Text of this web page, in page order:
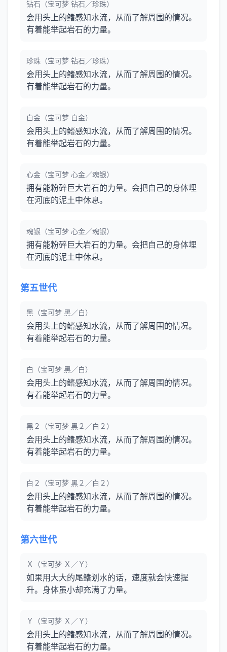
钻石（宝可梦 钻石／珍珠）
会用头上的鳍感知水流，从而了解周围的情况。
有着能举起岩石的力量。
珍珠（宝可梦 钻石／珍珠）
会用头上的鳍感知水流，从而了解周围的情况。
有着能举起岩石的力量。
白金（宝可梦 白金）
会用头上的鳍感知水流，从而了解周围的情况。
有着能举起岩石的力量。
心金（宝可梦 心金／魂银）
拥有能粉碎巨大岩石的力量。会把自己的身体埋
在河底的泥土中休息。
魂银（宝可梦 心金／魂银）
拥有能粉碎巨大岩石的力量。会把自己的身体埋
在河底的泥土中休息。
第五世代
黑（宝可梦 黑／白）
会用头上的鳍感知水流，从而了解周围的情况。
有着能举起岩石的力量。
白（宝可梦 黑／白）
会用头上的鳍感知水流，从而了解周围的情况。
有着能举起岩石的力量。
黑２（宝可梦 黑２／白２）
会用头上的鳍感知水流，从而了解周围的情况。
有着能举起岩石的力量。
白２（宝可梦 黑２／白２）
会用头上的鳍感知水流，从而了解周围的情况。
有着能举起岩石的力量。
第六世代
Ｘ（宝可梦 Ｘ／Ｙ）
如果用大大的尾鳍划水的话，速度就会快速提
升。身体虽小却充满了力量。
Ｙ（宝可梦 Ｘ／Ｙ）
会用头上的鳍感知水流，从而了解周围的情况。
有着能举起岩石的力量。